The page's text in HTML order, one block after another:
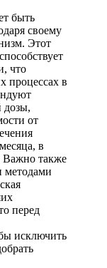
быть
своему
Этот
что
процессах в
дозы,
от
в
Важно также
методами
перед
исключить